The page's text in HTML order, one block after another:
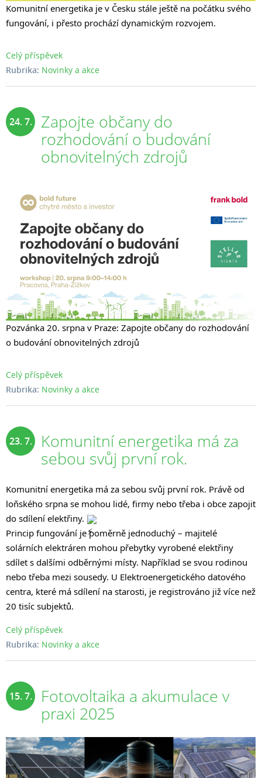
Komunitní energetika je v Česku stále ještě na počátku svého
fungování, i přesto prochází dynamickým rozvojem.
Celý příspěvek
Rubrika: Novinky a akce
24. 7.
Zapojte občany do
rozhodování o budování
obnovitelných zdrojů
Pozvánka 20. srpna v Praze: Zapojte občany do rozhodování
o budování obnovitelných zdrojů
Celý příspěvek
Rubrika: Novinky a akce
23. 7.
Komunitní energetika má za
sebou svůj první rok.
Komunitní energetika má za sebou svůj první rok. Právě od
loňského srpna se mohou lidé, firmy nebo třeba i obce zapojit
do sdílení elektřiny.
Princip fungování jepoměrně jednoduchý – majitelé
solárních elektráren mohou přebytky vyrobené elektřiny
sdílet s dalšími odběrnými místy. Například se svou rodinou
nebo třeba mezi sousedy. U Elektroenergetického datového
centra, které má sdílení na starosti, je registrováno již více než
20 tisíc subjektů.
Celý příspěvek
Rubrika: Novinky a akce
15. 7.
Fotovoltaika a akumulace v
praxi 2025